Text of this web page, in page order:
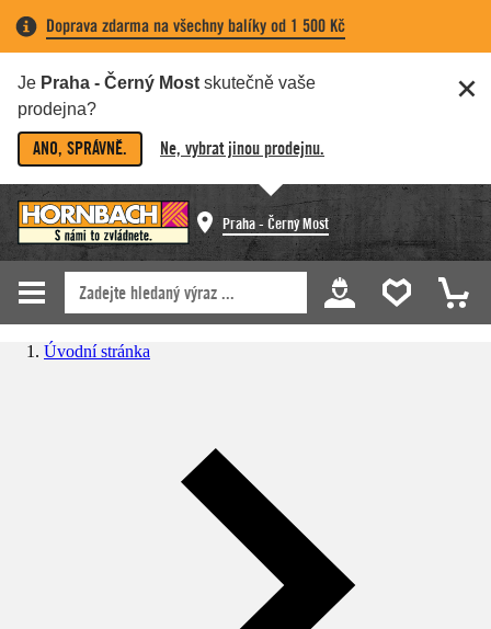
Doprava zdarma na všechny balíky od 1 500 Kč
Je Praha - Černý Most skutečně vaše
prodejna?
ANO, SPRÁVNĚ. Ne, vybrat jinou prodejnu.
Praha - Černý Most
Úvodní stránka